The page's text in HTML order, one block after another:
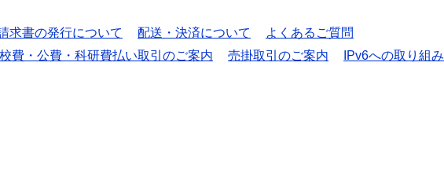
求書の発行について 配送・決済について
よくあるご質問
校費・公費・科研費払い取引のご案内 売掛取引のご案内
IPv6への取り組み